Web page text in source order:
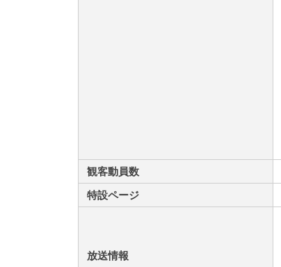
観客動員数
特設ページ
放送情報